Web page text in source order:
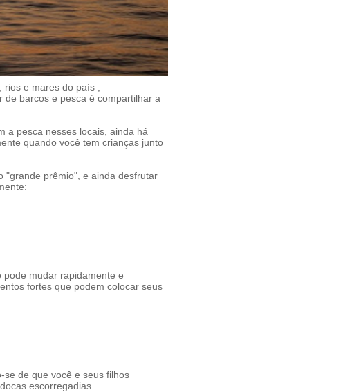
e mares do país ,
barcos e pesca é compartilhar a
a pesca nesses locais, ainda há
quando você tem crianças junto
"grande prêmio", e ainda desfrutar
mudar rapidamente e
fortes que podem colocar seus
de que você e seus filhos
escorregadias.